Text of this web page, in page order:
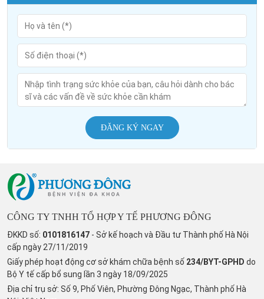
ĐĂNG KÝ NGAY
CÔNG TY TNHH TỔ HỢP Y TẾ PHƯƠNG ĐÔNG
ĐKKD số: 0101816147 - Sở kế hoạch và Đầu tư Thành phố Hà Nội
cấp ngày 27/11/2019
Giấy phép hoạt động cơ sở khám chữa bệnh số 234/BYT-GPHD do
Bộ Y tế cấp bổ sung lần 3 ngày 18/09/2025
Địa chỉ trụ sở: Số 9, Phố Viên, Phường Đông Ngạc, Thành phố Hà